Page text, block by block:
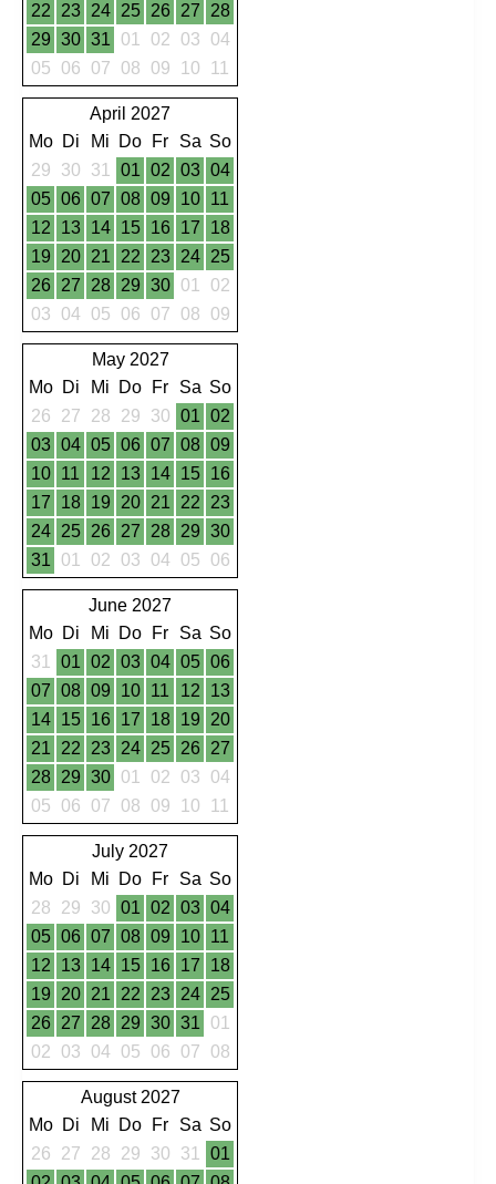
22
23 24 25 26 27
28
29 30 31 01 02 03
04
05
06 07 08 09 10 11
April 2027
Mo
Di Mi Do Fr Sa So
29
30 31 01 02 03 04
05 06 07 08 09 10
11
12
13 14 15 16 17
18
19
20 21 22 23 24
25
26
27 28 29 30 01
02
03
04 05 06 07 08 09
May 2027
Mo
Di Mi Do Fr Sa So
26
27 28 29 30 01 02
03 04 05 06 07 08 09
10
11 12 13 14 15
16
17
18 19 20 21 22
23
24
25 26 27 28 29 30
31
01 02 03 04 05 06
June 2027
Mo
Di Mi Do Fr Sa So
31
01 02 03 04 05 06
07 08 09 10 11 12
13
14
15 16 17 18 19
20
21
22 23 24 25 26
27
28
29 30 01 02 03
04
05
06 07 08 09 10 11
July 2027
Mo
Di Mi Do Fr Sa So
28
29 30 01 02 03 04
05 06 07 08 09 10
11
12
13 14 15 16 17
18
19
20 21 22 23 24
25
26
27 28 29 30 31
01
02
03 04 05 06 07 08
August 2027
Mo
Di Mi Do Fr Sa So
26
27 28 29 30 31
01